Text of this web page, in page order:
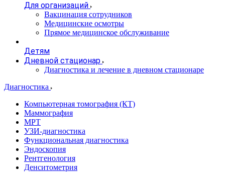
Для организаций
Вакцинация сотрудников
Медицинские осмотры
Прямое медицинское обслуживание
Детям
Дневной стационар
Диагностика и лечение в дневном стационаре
Диагностика
Компьютерная томография (КТ)
Маммография
МРТ
УЗИ-диагностика
Функциональная диагностика
Эндоскопия
Рентгенология
Денситометрия